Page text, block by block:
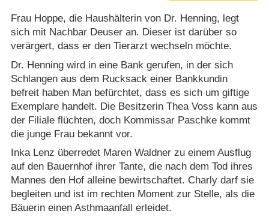
Frau Hoppe, die Haushälterin von Dr. Henning, legt
sich mit Nachbar Deuser an. Dieser ist darüber so
verärgert, dass er den Tierarzt wechseln möchte.
Dr. Henning wird in eine Bank gerufen, in der sich
Schlangen aus dem Rucksack einer Bankkundin
befreit haben Man befürchtet, dass es sich um giftige
Exemplare handelt. Die Besitzerin Thea Voss kann aus
der Filiale flüchten, doch Kommissar Paschke kommt
die junge Frau bekannt vor.
Inka Lenz überredet Maren Waldner zu einem Ausflug
auf den Bauernhof ihrer Tante, die nach dem Tod ihres
Mannes den Hof alleine bewirtschaftet. Charly darf sie
begleiten und ist im rechten Moment zur Stelle, als die
Bäuerin einen Asthmaanfall erleidet.